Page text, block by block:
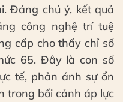
Đáng chú ý, kết quả
công nghệ trí tuệ
cấp cho thấy chỉ số
65. Đây là con số
tế, phản ánh sự ổn
trong bối cảnh áp lực